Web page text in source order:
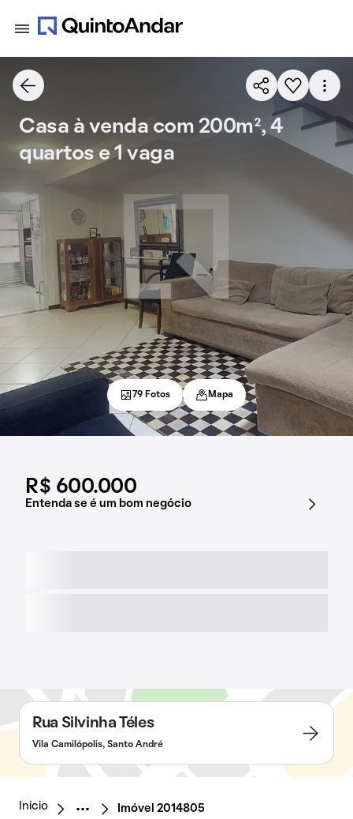
R$ 600.000
Entenda se é um bom negócio
Casa à venda com 200m², 4
quartos e 1 vaga
79 Fotos Mapa
Rua Silvinha Téles
Vila Camilópolis, Santo André
Início Imóvel 2014805